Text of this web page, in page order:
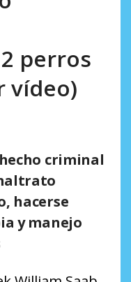
perros
vídeo)
criminal
hacerse
y manejo